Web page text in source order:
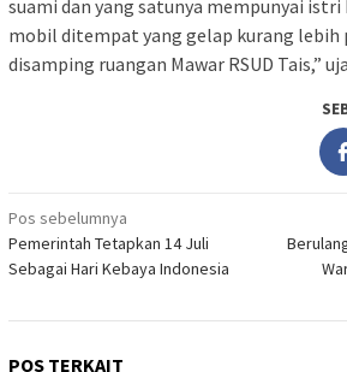
suami dan yang satunya mempunyai istri
mobil ditempat yang gelap kurang lebih
disamping ruangan Mawar RSUD Tais,”
Navigasi
pos
Pos sebelumnya
Pemerintah Tetapkan 14 Juli
Sebagai Hari Kebaya Indonesia
POS TERKAIT